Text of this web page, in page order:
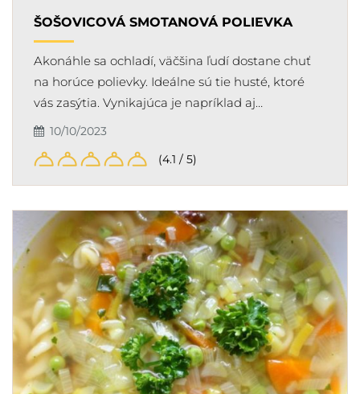
ŠOŠOVICOVÁ SMOTANOVÁ POLIEVKA
Akonáhle sa ochladí, väčšina ľudí dostane chuť
na horúce polievky. Ideálne sú tie husté, ktoré
vás zasýtia. Vynikajúca je napríklad aj…
10/10/2023
(4.1 / 5)